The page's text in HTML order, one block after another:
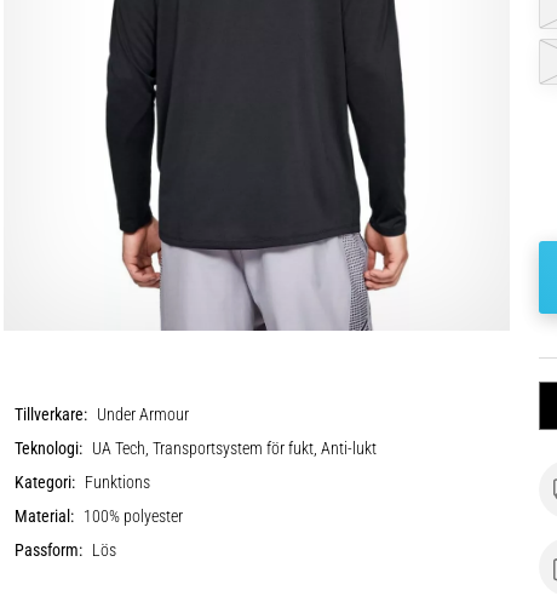
Tillverkare: Under Armour
Teknologi: UA Tech, Transportsystem för fukt, Anti-lukt
Kategori: Funktions
Material: 100% polyester
Passform: Lös